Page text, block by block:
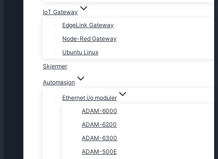
IoT Gateway
EdgeLink Gateway
Node-Red Gateway
Ubuntu Linux
Skjermer
Automasjon
Ethernet i/o moduler
ADAM-6000
ADAM-6200
ADAM-6300
ADAM-500E